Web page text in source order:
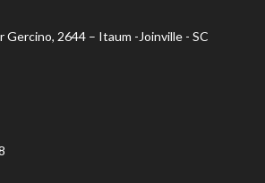
Gercino, 2644 – Itaum -Joinville - SC